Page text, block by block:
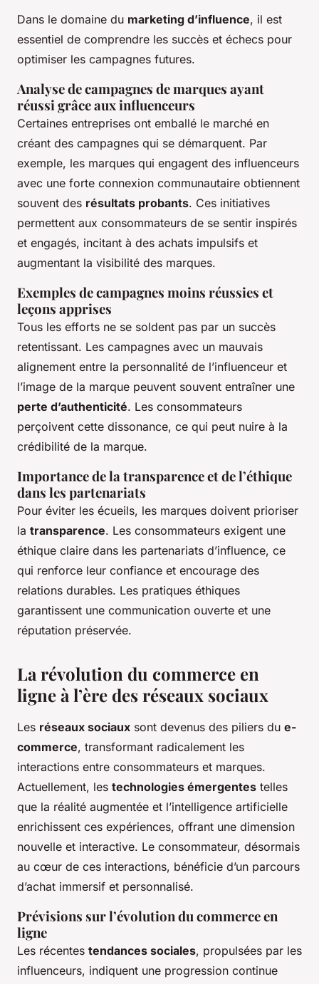
Dans le domaine du marketing d’influence, il est
essentiel de comprendre les succès et échecs pour
optimiser les campagnes futures.
Analyse de campagnes de marques ayant
réussi grâce aux influenceurs
Certaines entreprises ont emballé le marché en
créant des campagnes qui se démarquent. Par
exemple, les marques qui engagent des influenceurs
avec une forte connexion communautaire obtiennent
souvent des résultats probants. Ces initiatives
permettent aux consommateurs de se sentir inspirés
et engagés, incitant à des achats impulsifs et
augmentant la visibilité des marques.
Exemples de campagnes moins réussies et
leçons apprises
Tous les efforts ne se soldent pas par un succès
retentissant. Les campagnes avec un mauvais
alignement entre la personnalité de l’influenceur et
l’image de la marque peuvent souvent entraîner une
perte d’authenticité. Les consommateurs
perçoivent cette dissonance, ce qui peut nuire à la
crédibilité de la marque.
Importance de la transparence et de l’éthique
dans les partenariats
Pour éviter les écueils, les marques doivent prioriser
la transparence. Les consommateurs exigent une
éthique claire dans les partenariats d’influence, ce
qui renforce leur confiance et encourage des
relations durables. Les pratiques éthiques
garantissent une communication ouverte et une
réputation préservée.
La révolution du commerce en
ligne à l’ère des réseaux sociaux
Les réseaux sociaux sont devenus des piliers du e-
commerce, transformant radicalement les
interactions entre consommateurs et marques.
Actuellement, les technologies émergentes telles
que la réalité augmentée et l’intelligence artificielle
enrichissent ces expériences, offrant une dimension
nouvelle et interactive. Le consommateur, désormais
au cœur de ces interactions, bénéficie d’un parcours
d’achat immersif et personnalisé.
Prévisions sur l’évolution du commerce en
ligne
Les récentes tendances sociales, propulsées par les
influenceurs, indiquent une progression continue